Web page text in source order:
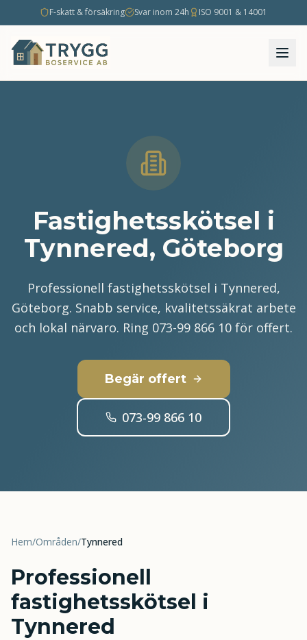
F-skatt & försäkring Svar inom 24h ISO 9001 & 14001
Fastighetsskötsel i
Tynnered, Göteborg
Professionell fastighetsskötsel i Tynnered,
Göteborg. Snabb service, kvalitetssäkrat arbete
och lokal närvaro. Ring 073-99 866 10 för offert.
Begär offert
073-99 866 10
Hem/Områden/Tynnered
Professionell
fastighetsskötsel i
Tynnered